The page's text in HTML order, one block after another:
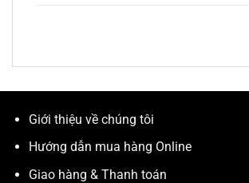
Giới thiệu về chúng tôi
Hướng dẫn mua hàng Online
Giao hàng & Thanh toán